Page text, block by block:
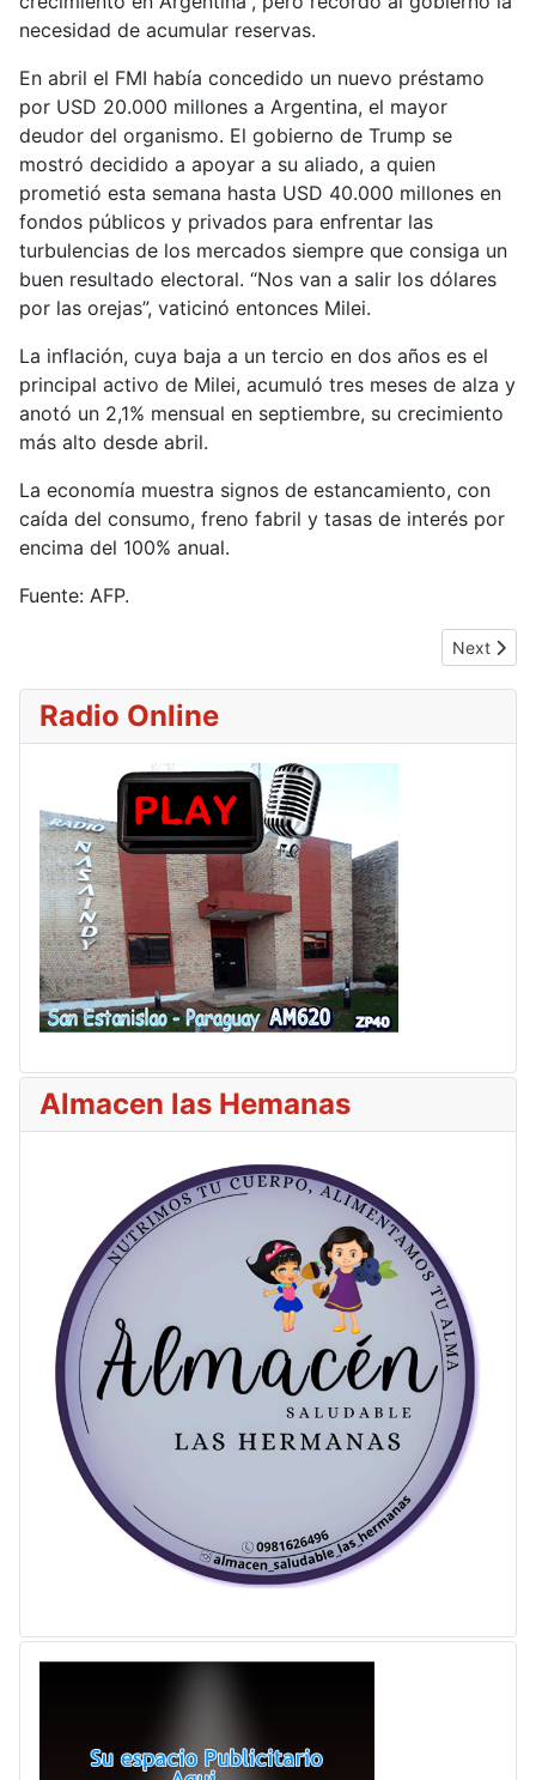
necesidad de acumular reservas.
En abril el FMI había concedido un nuevo préstamo
por USD 20.000 millones a Argentina, el mayor
deudor del organismo. El gobierno de Trump se
mostró decidido a apoyar a su aliado, a quien
prometió esta semana hasta USD 40.000 millones en
fondos públicos y privados para enfrentar las
turbulencias de los mercados siempre que consiga un
buen resultado electoral. “Nos van a salir los dólares
por las orejas”, vaticinó entonces Milei.
La inflación, cuya baja a un tercio en dos años es el
principal activo de Milei, acumuló tres meses de alza y
anotó un 2,1% mensual en septiembre, su crecimiento
más alto desde abril.
La economía muestra signos de estancamiento, con
caída del consumo, freno fabril y tasas de interés por
encima del 100% anual.
Fuente: AFP.
Next
Next
Radio Online
Almacen las Hemanas